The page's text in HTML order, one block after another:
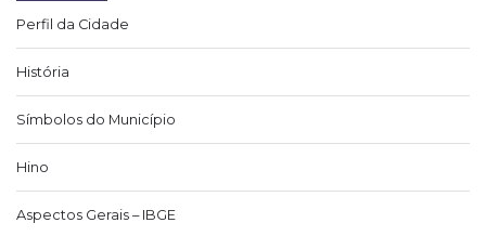
Perfil da Cidade
História
Símbolos do Município
Hino
Aspectos Gerais – IBGE